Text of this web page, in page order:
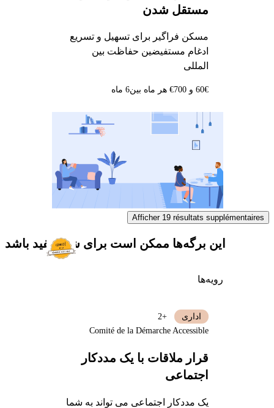
مستقل شدن
مسکن فراگیر برای تسهیل و تسریع
ادغام مستفیضین حفاظت بین
المللی
60€ و 700€ هر ماه بین 6 ماه
Afficher 19 résultats supplémentaires
این برگه‌ها ممکن است برای شما مفید باشد
رویه‌ها
قرار ملاقات با یک مددکار
اجتماعی
یک مددکار اجتماعی می تواند به شما
اداری
+2
Comité de la Démarche Accessible